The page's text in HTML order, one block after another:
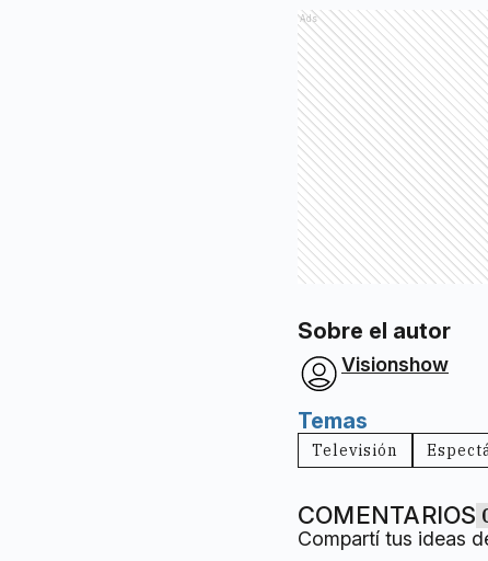
Ads
Sobre el autor
Visionshow
Temas
Televisión
COMENTARIOS
Compartí tus ideas